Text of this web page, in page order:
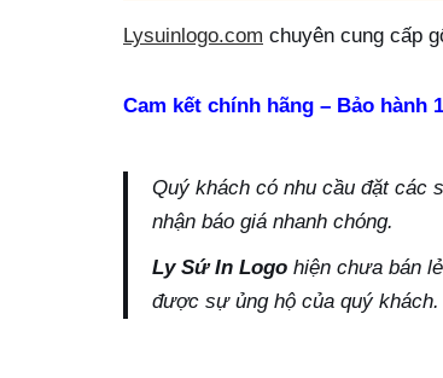
Lysuinlogo.com chuyên cung cấp
Cam kết chính hãng – Bảo hành
Quý khách có nhu cầu đặt các
nhận báo giá nhanh chóng.
Ly Sứ In Logo hiện chưa bán
được sự ủng hộ của quý khách.